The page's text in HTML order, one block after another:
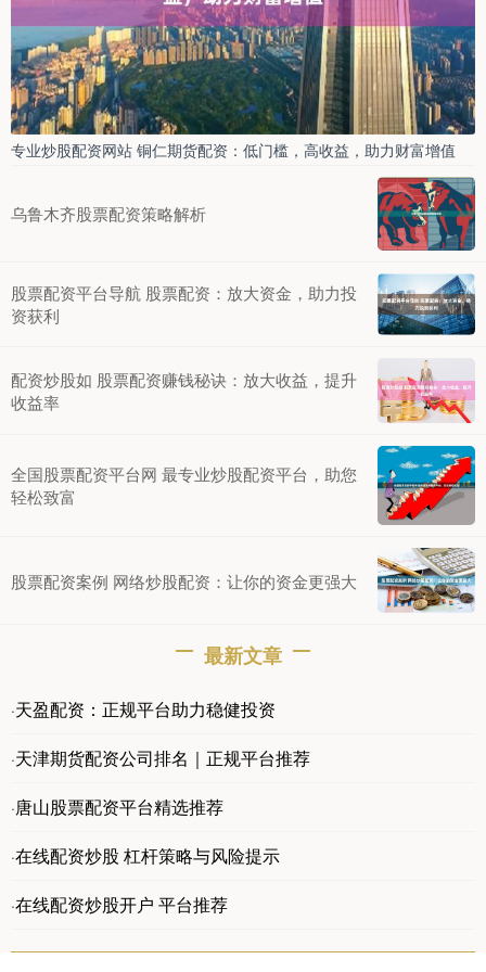
专业炒股配资网站 铜仁期货配资：低门槛，高收益，助力财富增值
乌鲁木齐股票配资策略解析
股票配资平台导航 股票配资：放大资金，助力投
资获利
配资炒股如 股票配资赚钱秘诀：放大收益，提升
收益率
全国股票配资平台网 最专业炒股配资平台，助您
轻松致富
股票配资案例 网络炒股配资：让你的资金更强大
最新文章
·天盈配资：正规平台助力稳健投资
·天津期货配资公司排名｜正规平台推荐
·唐山股票配资平台精选推荐
·在线配资炒股 杠杆策略与风险提示
·在线配资炒股开户 平台推荐